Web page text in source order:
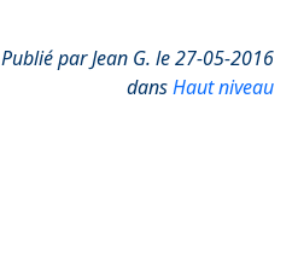
Publié par Jean G. le 27-05-2016
dansHaut niveau